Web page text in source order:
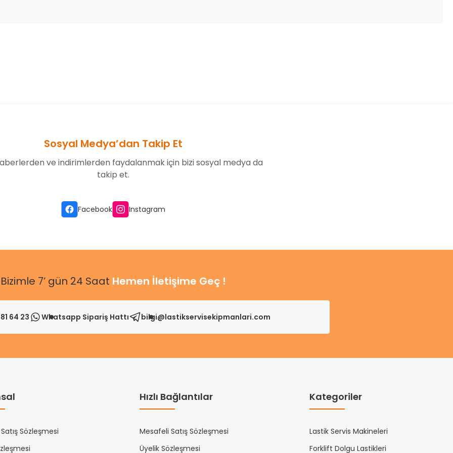
Gönder
Sosyal Medya’dan Takip Et
ve indirimlerden faydalanmak için bizi sosyal medya da
takip et.
Facebook Instagram
Bizimle 7’ gün 24 Saat Hemen İletişime Geç !
64 23 Whatsapp Sipariş Hattı bilgi@lastikservisekipmanlari.com
Sözleşmesi
Hızlı Bağlantılar
Mesafeli Satış Sözleşmesi
Üyelik Sözleşmesi
Kategoriler
Lastik Servis Makineleri
Forklift Dolgu Lastikleri